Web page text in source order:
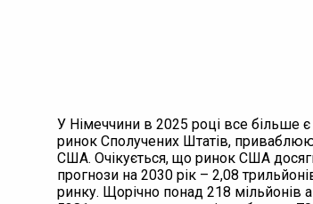
У Німеччини в 2025 році все більше
ринок Сполучених Штатів,
США. Очікується, що ринок США
прогнози на 2030 рік – 2,08
ринку. Щорічно понад 218 мільйонів